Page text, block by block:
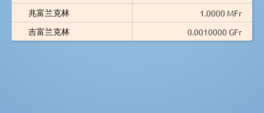
兆富兰克林
1.0000 MFr
吉富兰克林
0.0010000 GFr